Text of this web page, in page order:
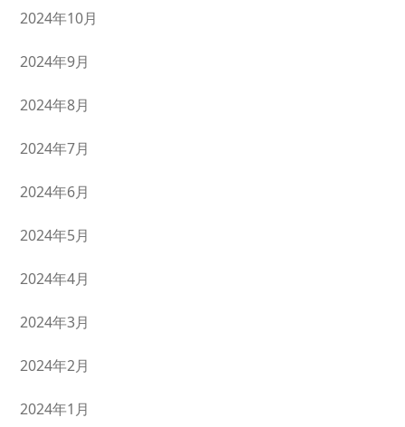
2024年10月
2024年9月
2024年8月
2024年7月
2024年6月
2024年5月
2024年4月
2024年3月
2024年2月
2024年1月